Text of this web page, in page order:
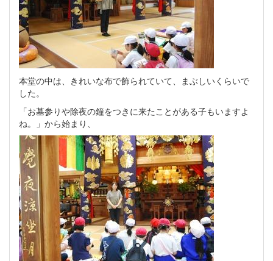
本堂の中は、きれいな布で飾られていて、まぶしいくらいで
した。
「お墓参りや除夜の鐘をつきに来たことがある子もいますよ
ね。」から始まり、